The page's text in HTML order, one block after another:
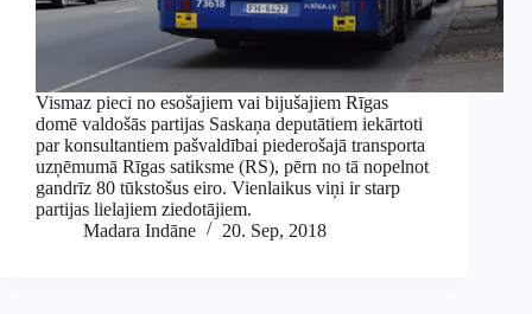
Vismaz pieci no esošajiem vai bijušajiem Rīgas
domē valdošās partijas Saskaņa deputātiem iekārtoti
par konsultantiem pašvaldībai piederošajā transporta
uzņēmumā Rīgas satiksme (RS), pērn no tā nopelnot
gandrīz 80 tūkstošus eiro. Vienlaikus viņi ir starp
partijas lielajiem ziedotājiem.
Madara Indāne
20. Sep, 2018